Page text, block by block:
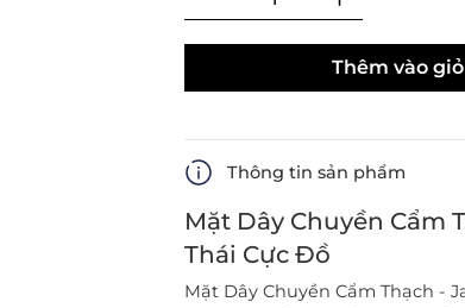
Thêm vào
Thông tin sản phẩm
Mặt Dây Chuyền Cẩm
Thái Cực Đồ
Mặt Dây Chuyền Cẩm Thạch -